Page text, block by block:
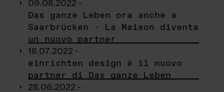
09.08.2022 -
Das ganze Leben ora anche a
Saarbrücken - La Maison diventa
un nuovo partner
18.07.2022 -
einrichten design è il nuovo
partner di Das ganze Leben
28.06.2022 -